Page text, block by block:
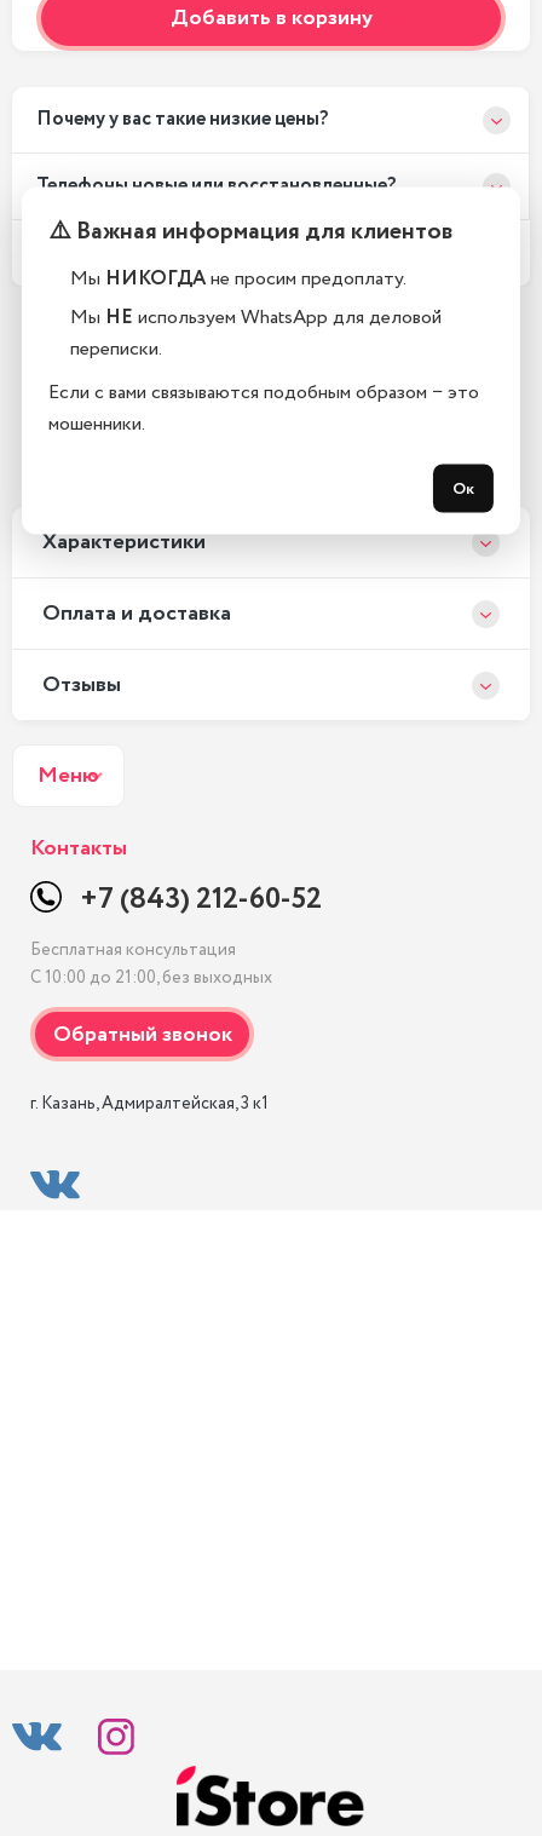
Добавить в корзину
Почему у вас такие низкие цены?
Телефоны новые или восстановленные?
Какой срок гарантии?
Остались вопросы?
Закажите обратный звонок
Xарактеристики
Оплата и доставка
Отзывы
Меню
Контакты
+7 (843) 212-60-52
Бесплатная консультация
С 10:00 до 21:00, без выходных
г. Казань, Адмиралтейская, 3 к1
⚠️ Важная информация для клиентов
Мы НИКОГДАне просим предоплату.
Мы НЕ используем WhatsApp для деловой
переписки.
Если с вами связываются подобным образом − это
мошенники.
Ок